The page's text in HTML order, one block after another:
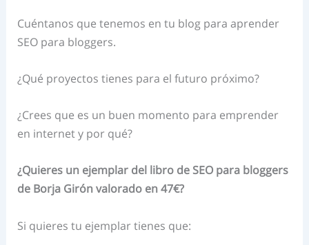
Cuéntanos que tenemos en tu blog para aprender
SEO para bloggers.
¿Qué proyectos tienes para el futuro próximo?
¿Crees que es un buen momento para emprender
en internet y por qué?
¿Quieres un ejemplar del libro de SEO para bloggers
de Borja Girón valorado en 47€?
Si quieres tu ejemplar tienes que: